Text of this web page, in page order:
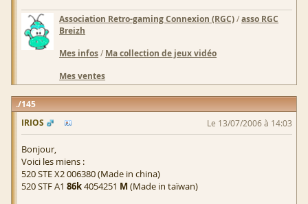
Association Retro-gaming Connexion (RGC)/asso RGC
Breizh
Mes infos/ Ma collection de jeux vidéo
Mes ventes
145
IRIOS
Le 13/07/2006 à 14:03
Bonjour,
Voici les miens :
520 STE X2 006380 (Made in china)
520 STF A1 86k4054251 M (Made in taïwan)